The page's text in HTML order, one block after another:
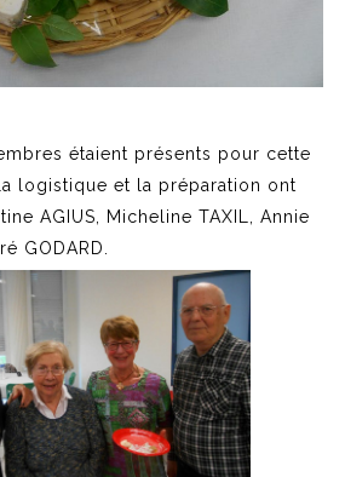
étaient présents pour cette
logistique et la préparation ont
AGIUS, Micheline TAXIL, Annie
GODARD.